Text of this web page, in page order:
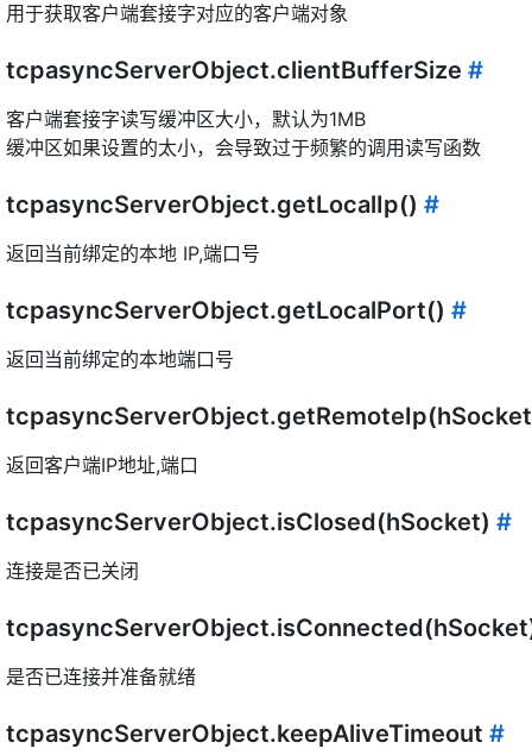
用于获取客户端套接字对应的客户端对象
tcpasyncServerObject.clientBufferSize #
客户端套接字读写缓冲区大小，默认为1MB
缓冲区如果设置的太小，会导致过于频繁的调用读写函数
tcpasyncServerObject.getLocalIp() #
返回当前绑定的本地 IP,端口号
tcpasyncServerObject.getLocalPort() #
返回当前绑定的本地端口号
返回客户端IP地址,端口
tcpasyncServerObject.isClosed(hSocket) #
连接是否已关闭
是否已连接并准备就绪
tcpasyncServerObject.keepAliveTimeout #